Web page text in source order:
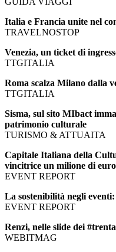
Italia e Francia unite nel
TRAVELNOSTOP
Venezia, un ticket di
TTGITALIA
Roma scalza Milano dalla
TTGITALIA
Sisma, sul sito MIbact
patrimonio culturale
TURISMO & ATTUAITA
Capitale Italiana della
vincitrice un milione di
EVENT REPORT
La sostenibilità negli
EVENT REPORT
Renzi, nelle slide dei
WEBITMAG